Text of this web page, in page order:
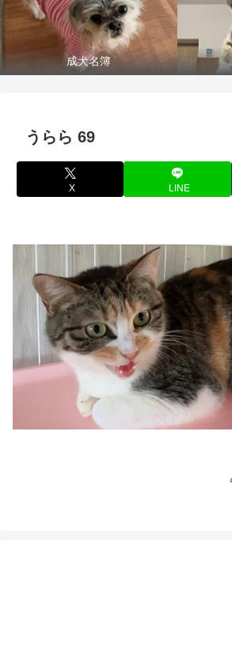
成犬名簿
うらら 69
X LINE